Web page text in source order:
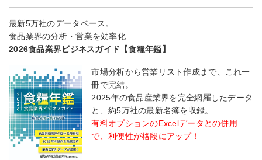
最新5万社のデータベース。
食品業界の分析・営業を効率化
2026食品業界ビジネスガイド【食糧年鑑】
市場分析から営業リスト作成まで、これ一
冊で完結。
2025年の食品産業界を完全網羅したデータ
と、約5万社の最新名簿を収録。
有料オプションのExcelデータとの併用
で、利便性が格段にアップ！